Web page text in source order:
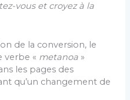
vous et croyez à la
de la conversion, le
verbe « metanoa »
les pages des
qu’un changement de